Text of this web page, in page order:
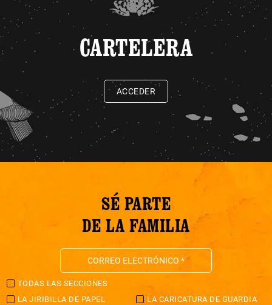
CARTELERA
ACCEDER
SÉ PARTE
DE LA FAMILIA
TODAS LAS SECCIONES
LA JIRIBILLA DE PAPEL
LA CARICATURA DE GUARDIA